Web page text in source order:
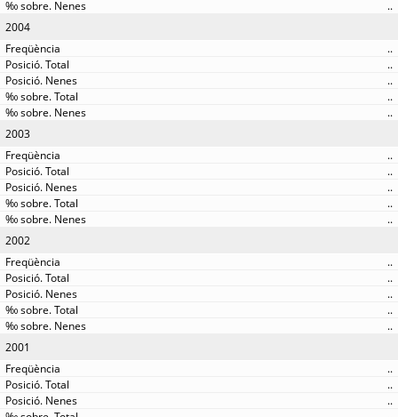
..
2004
..
..
..
..
..
2003
..
..
..
..
..
2002
..
..
..
..
..
2001
..
..
..